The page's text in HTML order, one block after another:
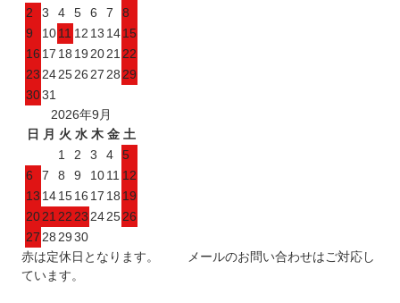
2
3 4 5 6 7
8
9
1011 12 13 1415
16 17 18 19 2021 22
23 242526 27 28 29
3031
2026年9月
日 月 火 水 木 金 土
1
2 3 4
5
6
7 8 9 1011 12
13 141516 17 18 19
2021 22 23 242526
27 28 2930
赤は定休日となります。 メールのお問い合わせはご対応し
ています。